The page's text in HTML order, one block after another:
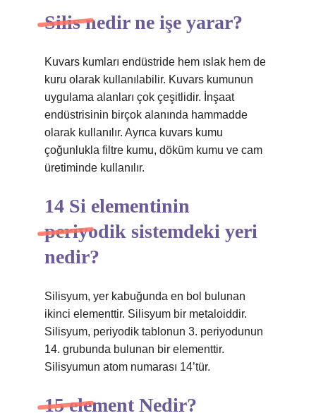
Silis nedir ne işe yarar?
Kuvars kumları endüstride hem ıslak hem de
kuru olarak kullanılabilir. Kuvars kumunun
uygulama alanları çok çeşitlidir. İnşaat
endüstrisinin birçok alanında hammadde
olarak kullanılır. Ayrıca kuvars kumu
çoğunlukla filtre kumu, döküm kumu ve cam
üretiminde kullanılır.
14 Si elementinin
periyodik sistemdeki yeri
nedir?
Silisyum, yer kabuğunda en bol bulunan
ikinci elementtir. Silisyum bir metaloiddir.
Silisyum, periyodik tablonun 3. periyodunun
14. grubunda bulunan bir elementtir.
Silisyumun atom numarası 14’tür.
15 element Nedir?